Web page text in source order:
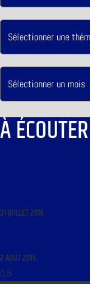
À
31 JUILLET 2016
2 AOÛT 2016